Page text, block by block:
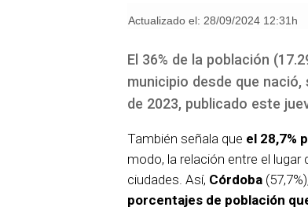
Actualizado el: 28/09/2024 12:31h
El 36% de la población
municipio desde que
de 2023, publicado este
También señala que el 28,7%
modo, la relación entre el lugar
ciudades. Así, Córdoba (57,7%),
porcentajes de población